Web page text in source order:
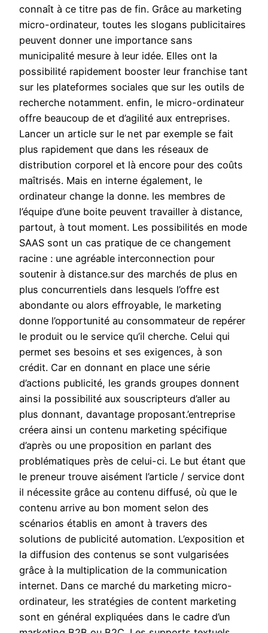
connaît à ce titre pas de fin. Grâce au marketing
micro-ordinateur, toutes les slogans publicitaires
peuvent donner une importance sans
municipalité mesure à leur idée. Elles ont la
possibilité rapidement booster leur franchise tant
sur les plateformes sociales que sur les outils de
recherche notamment. enfin, le micro-ordinateur
offre beaucoup de et d’agilité aux entreprises.
Lancer un article sur le net par exemple se fait
plus rapidement que dans les réseaux de
distribution corporel et là encore pour des coûts
maîtrisés. Mais en interne également, le
ordinateur change la donne. les membres de
l’équipe d’une boite peuvent travailler à distance,
partout, à tout moment. Les possibilités en mode
SAAS sont un cas pratique de ce changement
racine : une agréable interconnection pour
soutenir à distance.sur des marchés de plus en
plus concurrentiels dans lesquels l’offre est
abondante ou alors effroyable, le marketing
donne l’opportunité au consommateur de repérer
le produit ou le service qu’il cherche. Celui qui
permet ses besoins et ses exigences, à son
crédit. Car en donnant en place une série
d’actions publicité, les grands groupes donnent
ainsi la possibilité aux souscripteurs d’aller au
plus donnant, davantage proposant.’entreprise
créera ainsi un contenu marketing spécifique
d’après ou une proposition en parlant des
problématiques près de celui-ci. Le but étant que
le preneur trouve aisément l’article / service dont
il nécessite grâce au contenu diffusé, où que le
contenu arrive au bon moment selon des
scénarios établis en amont à travers des
solutions de publicité automation. L’exposition et
la diffusion des contenus se sont vulgarisées
grâce à la multiplication de la communication
internet. Dans ce marché du marketing micro-
ordinateur, les stratégies de content marketing
sont en général expliquées dans le cadre d’un